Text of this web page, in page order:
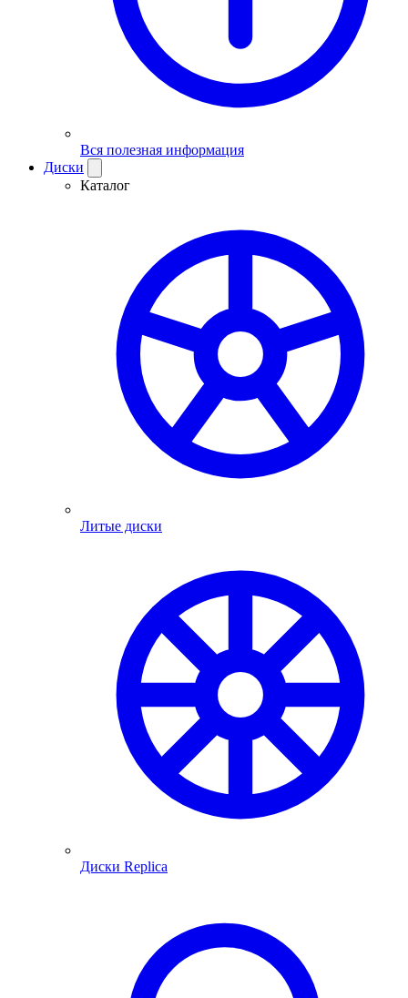
Вся полезная информация
Диски
Каталог
Литые диски
Диски Replica